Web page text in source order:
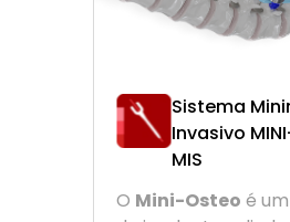
Sistema
Invasivo
MIS
O Mini-Osteo é